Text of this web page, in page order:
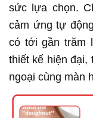
sức lựa chọn.
cảm ứng tự
có tới gần trăm
thiết kế hiện đại,
ngoại cùng màn